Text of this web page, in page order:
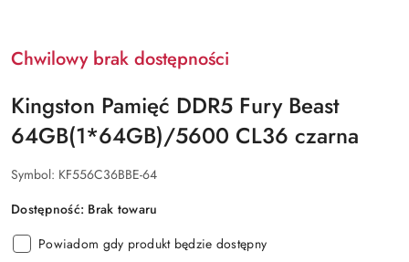
Chwilowy brak dostępności
Kingston Pamięć DDR5 Fury Beast
64GB(1*64GB)/5600 CL36 czarna
Symbol: KF556C36BBE-64
Dostępność: Brak towaru
Powiadom gdy produkt będzie dostępny